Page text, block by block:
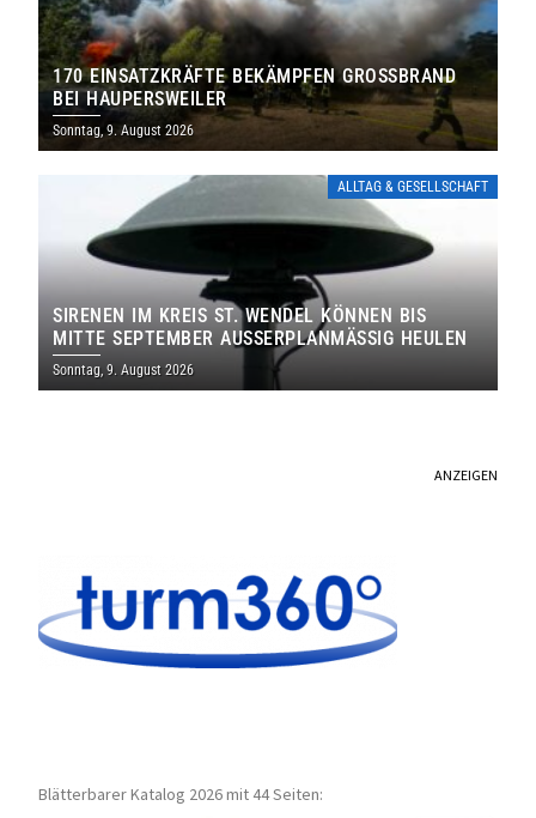
170 EINSATZKRÄFTE BEKÄMPFEN GROSSBRAND B
EI HAUPERSWEILER
Sonntag, 9. August 2026
ALLTAG & GESELLSCHAFT
SIRENEN IM KREIS ST. WENDEL KÖNNEN BIS
MITTE SEPTEMBER AUSSERPLANMÄSSIG HEULEN
Sonntag, 9. August 2026
ANZEIGEN
Blätterbarer Katalog 2026 mit 44 Seiten: